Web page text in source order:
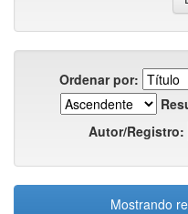
Ordenar por:
Autor/Registro:
Mostrando